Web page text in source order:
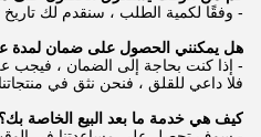
- وفقًا لكمية الطلب ، سنقدم لك تاريخ
هل يمكنني الحصول على ضمان لمدة
- إذا كنت بحاجة إلى الضمان ، فيجب
فلا داعي للقلق ، فنحن نثق في منتجاتنا.
كيف هي خدمة ما بعد البيع الخاصة بك؟